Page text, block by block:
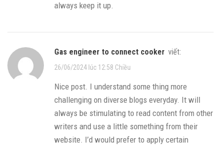
always keep it up.
gas engineer to connect cooker viết:
26/06/2024 lúc 12:58 Chiều
Nice post. I understand some thing more
challenging on diverse blogs everyday. It will
always be stimulating to read content from other
writers and use a little something from their
website. I’d would prefer to apply certain